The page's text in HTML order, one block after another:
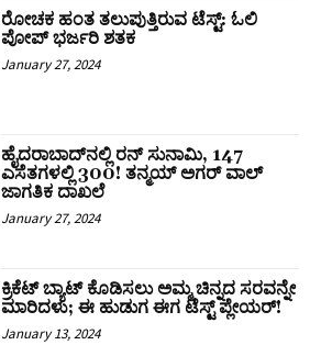
ರೋಚಕ ಹಂತ ತಲುಪುತ್ತಿರುವ ಟೆಸ್ಟ್: ಓಲಿ
ಪೋಪ್ ಭರ್ಜರಿ ಶತಕ
January 27, 2024
ಹೈದರಾಬಾದ್‌ನಲ್ಲಿ ರನ್‌ ಸುನಾಮಿ, 147
ಎಸೆತಗಳಲ್ಲಿ 300! ತನ್ಮಯ್‌ ಅಗರ್‌ ವಾಲ್‌
ಜಾಗತಿಕ ದಾಖಲೆ
January 27, 2024
ಕ್ರಿಕೆಟ್ ಬ್ಯಾಟ್ ಕೊಡಿಸಲು ಅಮ್ಮ ಚಿನ್ನದ ಸರವನ್ನೇ
ಮಾರಿದಳು; ಈ ಹುಡುಗ ಈಗ ಟೆಸ್ಟ್ ಪ್ಲೇಯರ್!
January 13, 2024